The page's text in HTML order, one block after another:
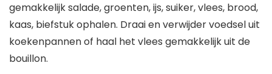
gemakkelijk salade, groenten, ijs, suiker, vlees, brood,
kaas, biefstuk ophalen. Draai en verwijder voedsel uit
koekenpannen of haal het vlees gemakkelijk uit de
bouillon.